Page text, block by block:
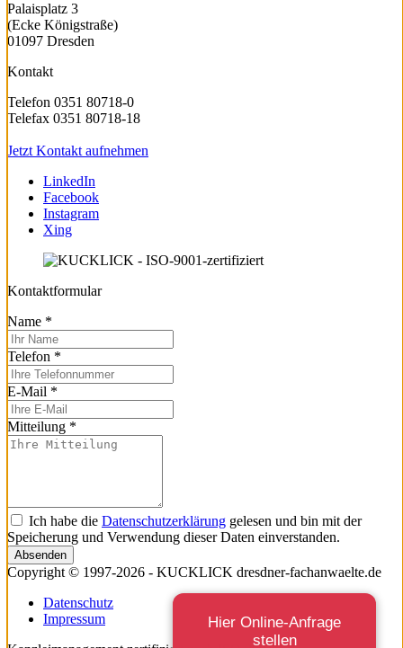
Palaisplatz 3
(Ecke Königstraße)
01097 Dresden
Kontakt
Telefon 0351 80718-0
Telefax 0351 80718-18
Jetzt Kontakt aufnehmen
LinkedIn
Facebook
Instagram
Xing
Kontaktformular
Name *
Telefon *
E-Mail *
Mitteilung *
Ich habe die Datenschutzerklärung gelesen und bin mit der
Speicherung und Verwendung dieser Daten einverstanden.
Absenden
Copyright © 1997-2026 - KUCKLICK dresdner-fachanwaelte.de
Datenschutz
Impressum
Hier Online-Anfrage
stellen